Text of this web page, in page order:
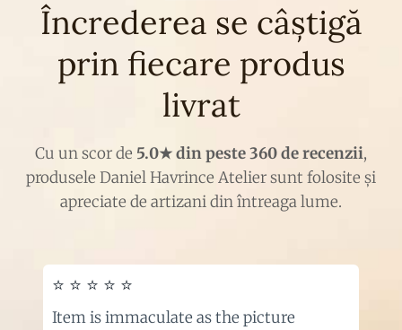
Încrederea se câștigă
prin fiecare produs
livrat
Cu un scor de 5.0★ din peste 360 de recenzii,
produsele Daniel Havrince Atelier sunt folosite și
apreciate de artizani din întreaga lume.
⭐ ⭐ ⭐ ⭐ ⭐
Item is immaculate as the picture